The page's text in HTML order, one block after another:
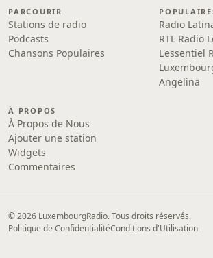
PARCOURIR
Stations de radio
Podcasts
Chansons Populaires
Radio
RTL Radio
L'essentiel
Angelina
À PROPOS
À Propos de Nous
Ajouter une station
Widgets
Commentaires
© 2026 LuxembourgRadio. Tous droits réservés.
Politique de ConfidentialitéConditions d'Utilisation